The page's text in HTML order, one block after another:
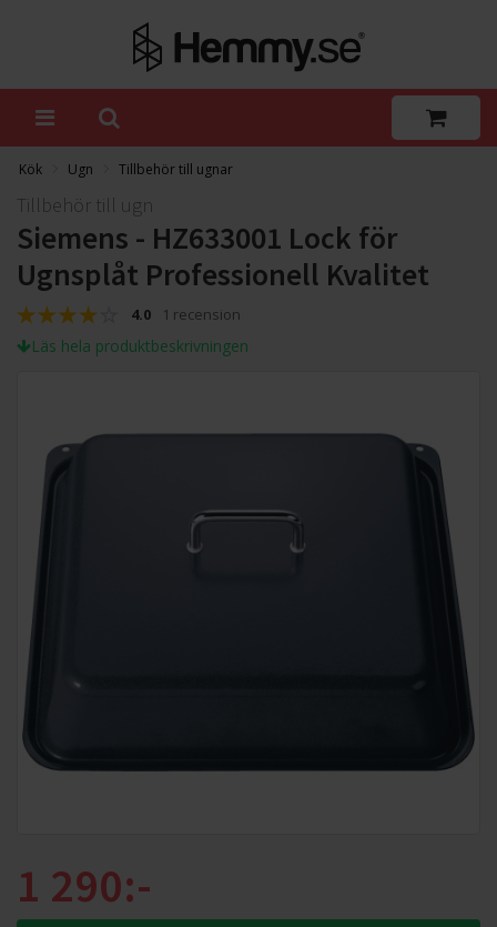
Kök Ugn Tillbehör till ugnar
Tillbehör till ugn
Siemens - HZ633001 Lock för
Ugnsplåt Professionell Kvalitet
4.0 1 recension
Läs hela produktbeskrivningen
1 290:-